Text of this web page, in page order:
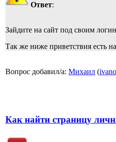
Ответ:
Зайдите на сайт под своим
Так же ниже приветствия есть
Вопрос добавил/а: Михаил (
Как найти страницу